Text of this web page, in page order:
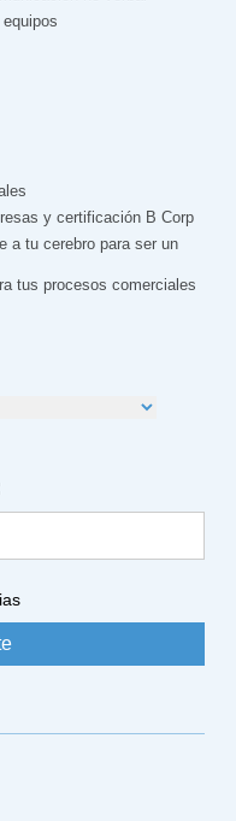
y certificación B Corp
a tu cerebro para ser un
tus procesos comerciales